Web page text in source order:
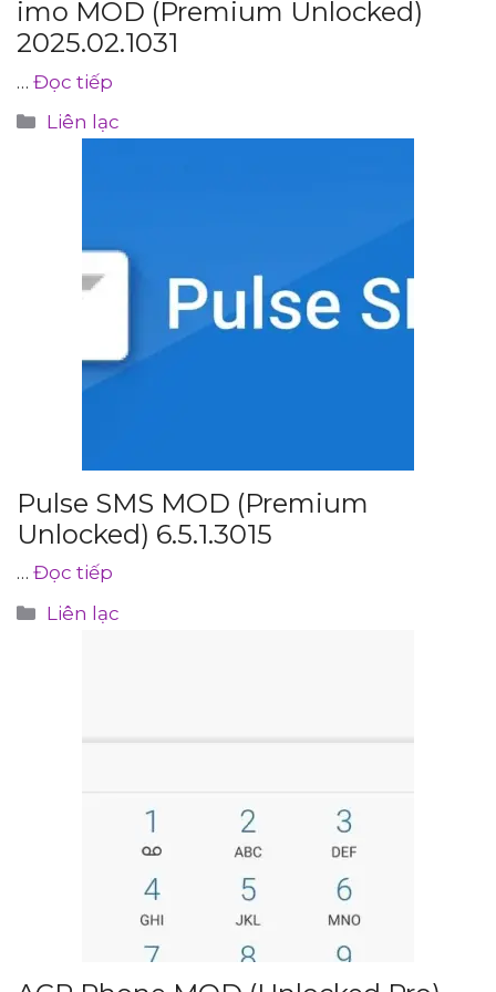
imo MOD (Premium Unlocked)
2025.02.1031
… Đọc tiếp
Danh
mục
Liên lạc
Pulse SMS MOD (Premium
Unlocked) 6.5.1.3015
… Đọc tiếp
Danh
Liên lạc